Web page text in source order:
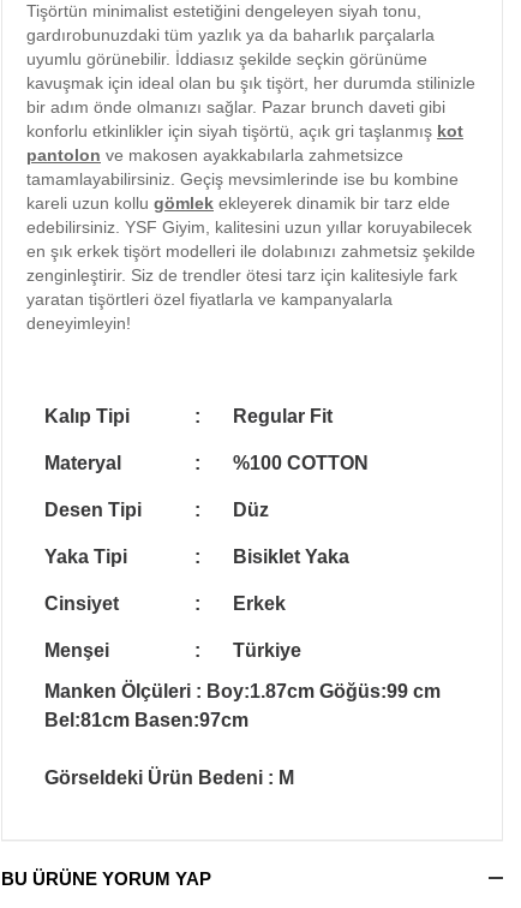
Tişörtün minimalist estetiğini dengeleyen siyah tonu,
gardırobunuzdaki tüm yazlık ya da baharlık parçalarla
uyumlu görünebilir. İddiasız şekilde seçkin görünüme
kavuşmak için ideal olan bu şık tişört, her durumda stilinizle
bir adım önde olmanızı sağlar. Pazar brunch daveti gibi
konforlu etkinlikler için siyah tişörtü, açık gri taşlanmış kot
pantolon ve makosen ayakkabılarla zahmetsizce
tamamlayabilirsiniz. Geçiş mevsimlerinde ise bu kombine
kareli uzun kollu gömlek ekleyerek dinamik bir tarz elde
edebilirsiniz. YSF Giyim, kalitesini uzun yıllar koruyabilecek
en şık erkek tişört modelleri ile dolabınızı zahmetsiz şekilde
zenginleştirir. Siz de trendler ötesi tarz için kalitesiyle fark
yaratan tişörtleri özel fiyatlarla ve kampanyalarla
deneyimleyin!
Kalıp Tipi : Regular Fit
Materyal : %100 COTTON
Desen Tipi : Düz
Yaka Tipi : Bisiklet Yaka
Cinsiyet : Erkek
Menşei :
Türkiye
Manken Ölçüleri : Boy:1.87cm Göğüs:99 cm
Bel:81cm Basen:97cm
Görseldeki Ürün Bedeni : M
BU ÜRÜNE YORUM YAP